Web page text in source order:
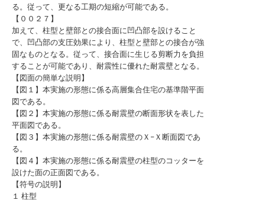
る。従って、更なる工期の短縮が可能である。
【００２７】
加えて、柱型と壁部との接合面に凹凸部を設けること
で、凹凸部の支圧効果により、柱型と壁部との接合が強
固なものとなる。従って、接合面に生じる剪断力を負担
することが可能であり、耐震性に優れた耐震壁となる。
【図面の簡単な説明】
【図１】本実施の形態に係る高層集合住宅の基準階平面
図である。
【図２】本実施の形態に係る耐震壁の断面形状を表した
平面図である。
【図３】本実施の形態に係る耐震壁のＸ−Ｘ断面図であ
る。
【図４】本実施の形態に係る耐震壁の柱型のコッターを
設けた面の正面図である。
【符号の説明】
１ 柱型